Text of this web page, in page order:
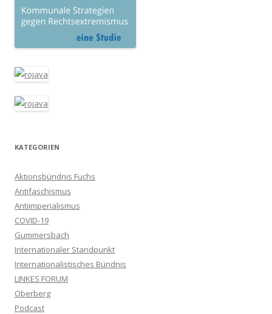
KATEGORIEN
Aktionsbündnis Fuchs
Antifaschismus
Antiimperialismus
COVID-19
Gummersbach
Internationaler Standpunkt
Internationalistisches Bündnis
LINKES FORUM
Oberberg
Podcast